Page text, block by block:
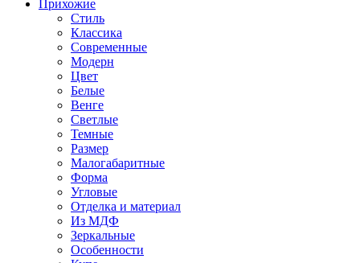
Прихожие
Стиль
Классика
Современные
Модерн
Цвет
Белые
Венге
Светлые
Темные
Размер
Малогабаритные
Форма
Угловые
Отделка и материал
Из МДФ
Зеркальные
Особенности